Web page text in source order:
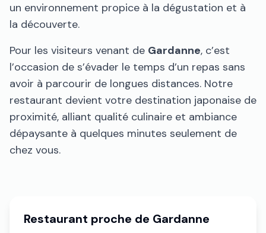
un environnement propice à la dégustation et à
la découverte.
Pour les visiteurs venant de Gardanne, c’est
l’occasion de s’évader le temps d’un repas sans
avoir à parcourir de longues distances. Notre
restaurant devient votre destination japonaise de
proximité, alliant qualité culinaire et ambiance
dépaysante à quelques minutes seulement de
chez vous.
Restaurant proche de Gardanne